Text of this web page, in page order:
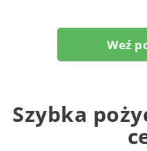
Weź
Szybka